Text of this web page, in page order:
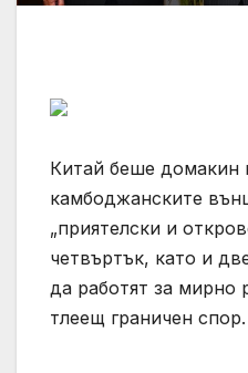
Китай беше домакин
камбоджанските
„приятелски и
четвъртък, като и
да работят за мирно
тлеещ граничен спор.